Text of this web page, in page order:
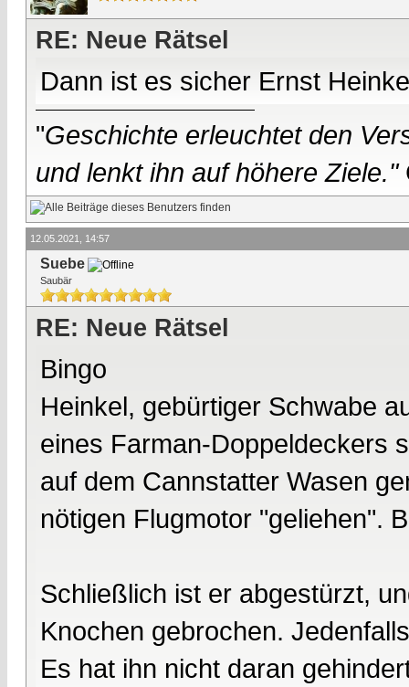
RE: Neue Rätsel
Dann ist es sicher Ernst
"Geschichte erleuchtet den
und lenkt ihn auf höhere Ziele."
12.05.2021, 14:57
Suebe
Saubär
RE: Neue Rätsel
Bingo
Heinkel, gebürtiger Schwabe
eines Farman-Doppeldeckers
auf dem Cannstatter Wasen
nötigen Flugmotor "geliehen".
Schließlich ist er abgestürzt,
Knochen gebrochen.
Es hat ihn nicht daran